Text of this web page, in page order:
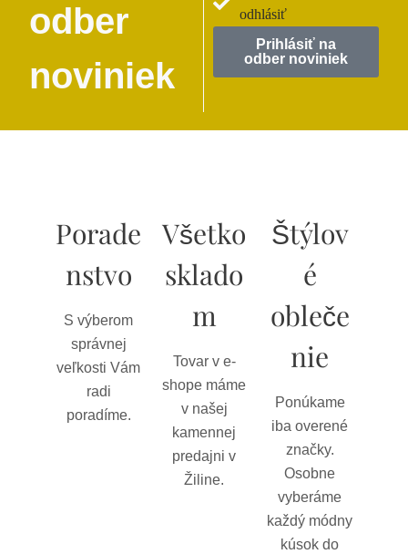
odber
noviniek
odhlásiť
Prihlásiť na
odber noviniek
Porade
nstvo
S výberom
správnej
veľkosti Vám
radi
poradíme.
Všetko
sklado
m
Tovar v e-
shope máme
v našej
kamennej
predajni v
Žiline.
Štýlov
é
obleče
nie
Ponúkame
iba overené
značky.
Osobne
vyberáme
každý módny
kúsok do